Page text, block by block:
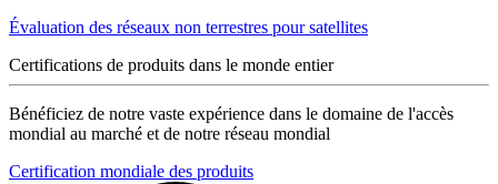
Évaluation des réseaux non terrestres pour satellites
Certifications de produits dans le monde entier
Bénéficiez de notre vaste expérience dans le domaine de l'accès
mondial au marché et de notre réseau mondial
Certification mondiale des produits